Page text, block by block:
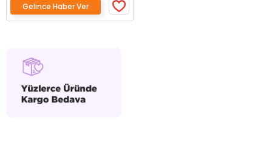
Gelince Haber Ver